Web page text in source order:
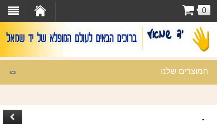
0
המוצרים שלנו
-